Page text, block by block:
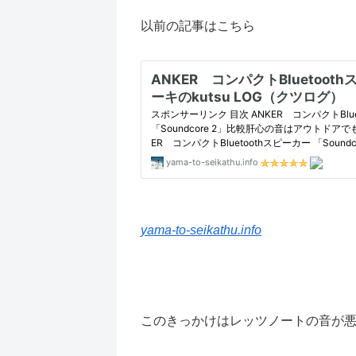
以前の記事はこちら
yama-to-seikathu.info
このきっかけはレッツノートの音が